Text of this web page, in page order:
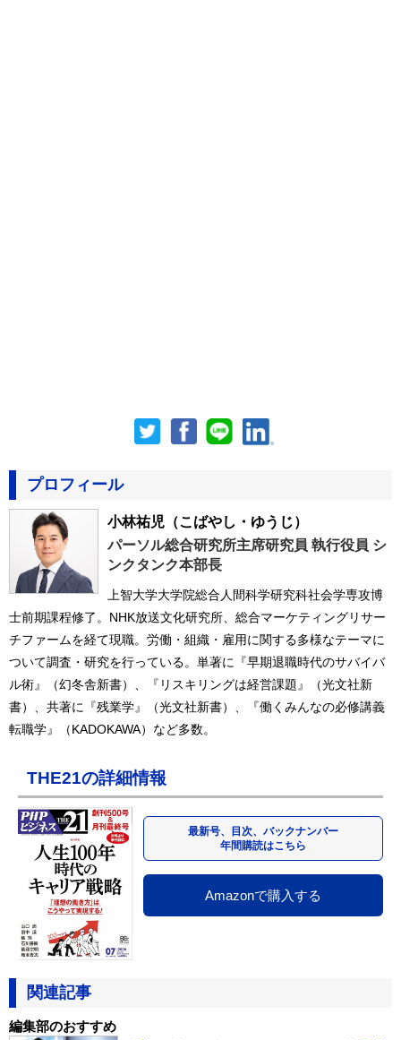
プロフィール
小林祐児 （こばやし・ゆうじ）
パーソル総合研究所主席研究員 執行役員 シ
ンクタンク本部長
上智大学大学院総合人間科学研究科社会学専攻博
士前期課程修了。NHK放送文化研究所、総合マーケティングリサー
チファームを経て現職。労働・組織・雇用に関する多様なテーマに
ついて調査・研究を行っている。単著に『早期退職時代のサバイバ
ル術』（幻冬舎新書）、『リスキリングは経営課題』（光文社新
書）、共著に『残業学』（光文社新書）、『働くみんなの必修講義
転職学』（KADOKAWA）など多数。
THE21の詳細情報
最新号、目次、バックナンバー
年間購読はこちら
Amazonで購入する
関連記事
編集部のおすすめ